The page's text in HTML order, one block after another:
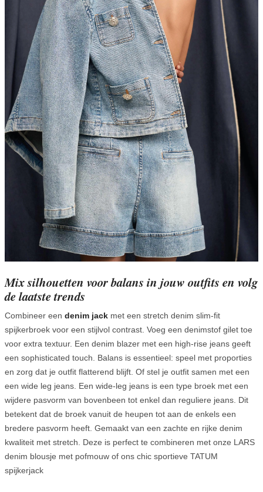
Mix silhouetten voor balans in jouw outfits en volg
de laatste trends
Combineer een denim jack met een stretch denim slim-fit
spijkerbroek voor een stijlvol contrast. Voeg een denimstof gilet toe
voor extra textuur. Een denim blazer met een high-rise jeans geeft
een sophisticated touch. Balans is essentieel: speel met proporties
en zorg dat je outfit flatterend blijft. Of stel je outfit samen met een
een wide leg jeans. Een wide-leg jeans is een type broek met een
wijdere pasvorm van bovenbeen tot enkel dan reguliere jeans. Dit
betekent dat de broek vanuit de heupen tot aan de enkels een
bredere pasvorm heeft. Gemaakt van een zachte en rijke denim
kwaliteit met stretch. Deze is perfect te combineren met onze LARS
denim blousje met pofmouw of ons chic sportieve TATUM
spijkerjack